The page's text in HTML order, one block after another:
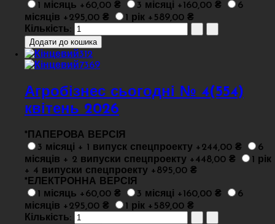
1 місяць +60,00 ₴
3 місяці +160,00 ₴
6
місяців +295,00 ₴
1 рік +589,00 ₴
Кількість:
Агробізнес сьогодні № 4(554)
квітень 2026
* ПАПЕРОВА ВЕРСІЯ
3 місяці + 1 випуск спецпроекту +244,00 ₴
6
місяців + 2 випуски спецпроекту +448,00 ₴
1 рік
+ 4 випуски спецпроекту +895,00 ₴
* ЕЛЕКТРОННА ВЕРСІЯ
1 місяць +60,00 ₴
3 місяці +160,00 ₴
6
місяців +295,00 ₴
1 рік +589,00 ₴
Кількість: